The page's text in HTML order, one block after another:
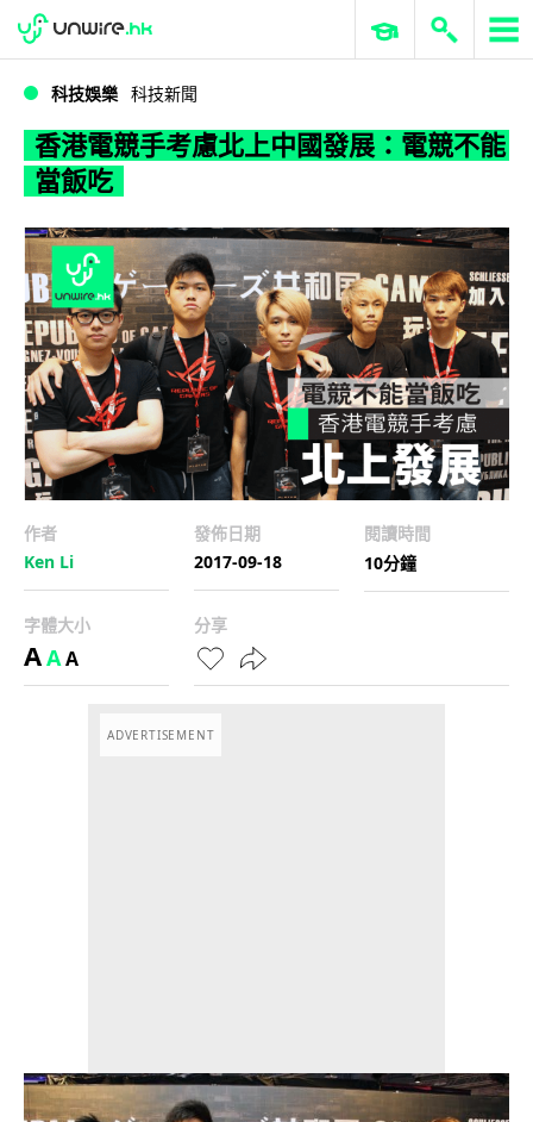
WWDC 2026 ERP 與商業 AI
科技娛樂 科技新聞
香港電競手考慮北上中國發展：電競不能
當飯吃
作者
Ken Li
發佈日期
2017-09-18
閱讀時間
10分鐘
字體大小
AAA
分享
ADVERTISEMENT